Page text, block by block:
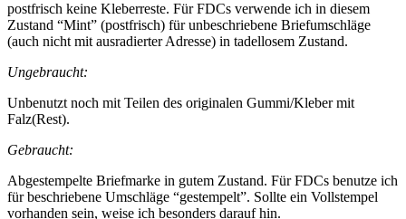
postfrisch keine Kleberreste. Für FDCs verwende ich in diesem
Zustand “Mint” (postfrisch) für unbeschriebene Briefumschläge
(auch nicht mit ausradierter Adresse) in tadellosem Zustand.
Ungebraucht:
Unbenutzt noch mit Teilen des originalen Gummi/Kleber mit
Falz(Rest).
Gebraucht:
Abgestempelte Briefmarke in gutem Zustand. Für FDCs benutze ich
für beschriebene Umschläge “gestempelt”. Sollte ein Vollstempel
vorhanden sein, weise ich besonders darauf hin.